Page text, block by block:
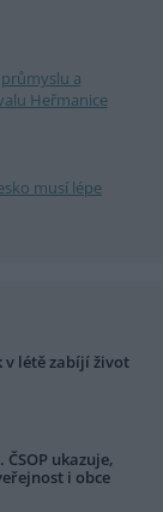
a
Heřmanice
musí lépe
v létě zabíjí život
ukazuje,
i obce